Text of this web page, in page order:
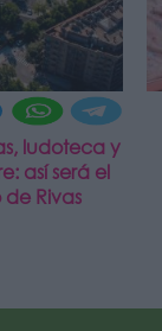
ludoteca y
así será el
Rivas